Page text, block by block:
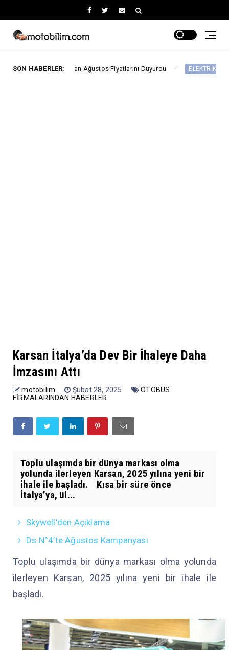
SON HABERLER:
Başlayan Ağustos Fiyatlarını Duyurdu ELEKTRİKLİ ARAÇLAR Yeni
Karsan İtalya’da Dev Bir İhaleye Daha
İmzasını Attı
motobilim Şubat 28, 2025
OTOBÜS
FİRMALARINDAN HABERLER
Toplu ulaşımda bir dünya markası olma
yolunda ilerleyen Karsan, 2025 yılına yeni bir
ihale ile başladı. Kısa bir süre önce
İtalya’ya, ül...
Skywell'den Açıklama
Ds N°4’te Ağustos Kampanyası
Toplu ulaşımda bir dünya markası olma yolunda
ilerleyen Karsan, 2025 yılına yeni bir ihale ile
başladı.